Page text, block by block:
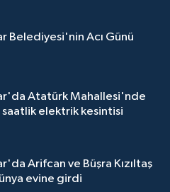
Belediyesi'nin Acı Günü
Atatürk Mahallesi'nde
saatlik elektrik kesintisi
Arifcan ve Büşra Kızıltaş
evine girdi